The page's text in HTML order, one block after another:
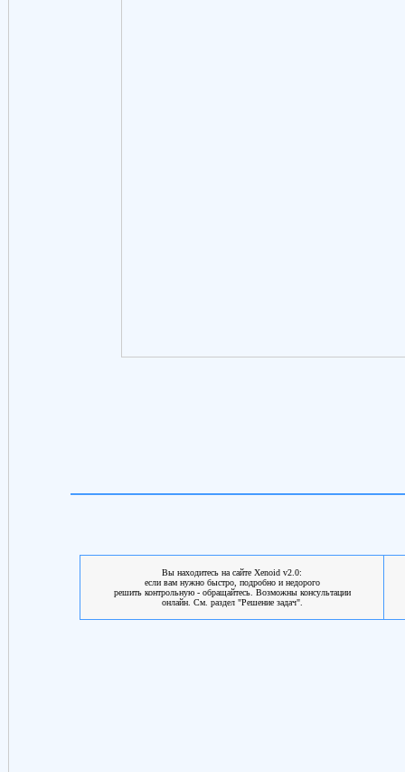
Вы находитесь на сайте Xenoid v2.0:
если вам нужно быстро, подробно и недорого
решить контрольную - обращайтесь. Возможны консультации
онлайн. См. раздел "Решение задач".